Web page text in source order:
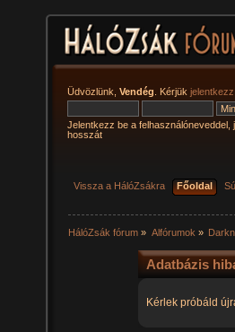
Üdvözlünk, Vendég . Kérjük
Jelentkezz be a
hosszát
Vissza a HálóZsákra Főoldal
HálóZsák fórum » Alfórumok »
Adatbázis
Kérlek próbáld